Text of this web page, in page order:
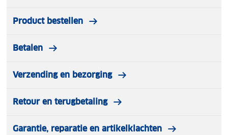
Product bestellen
Betalen
Verzending en bezorging
Retour en terugbetaling
Garantie, reparatie en artikelklachten